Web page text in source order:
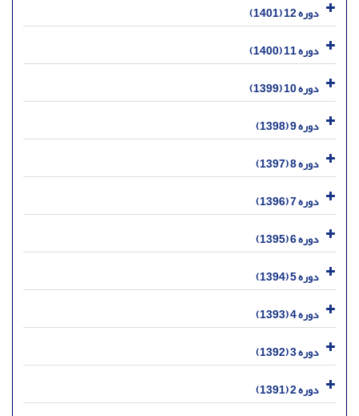
دوره 12 (1401)
دوره 11 (1400)
دوره 10 (1399)
دوره 9 (1398)
دوره 8 (1397)
دوره 7 (1396)
دوره 6 (1395)
دوره 5 (1394)
دوره 4 (1393)
دوره 3 (1392)
دوره 2 (1391)